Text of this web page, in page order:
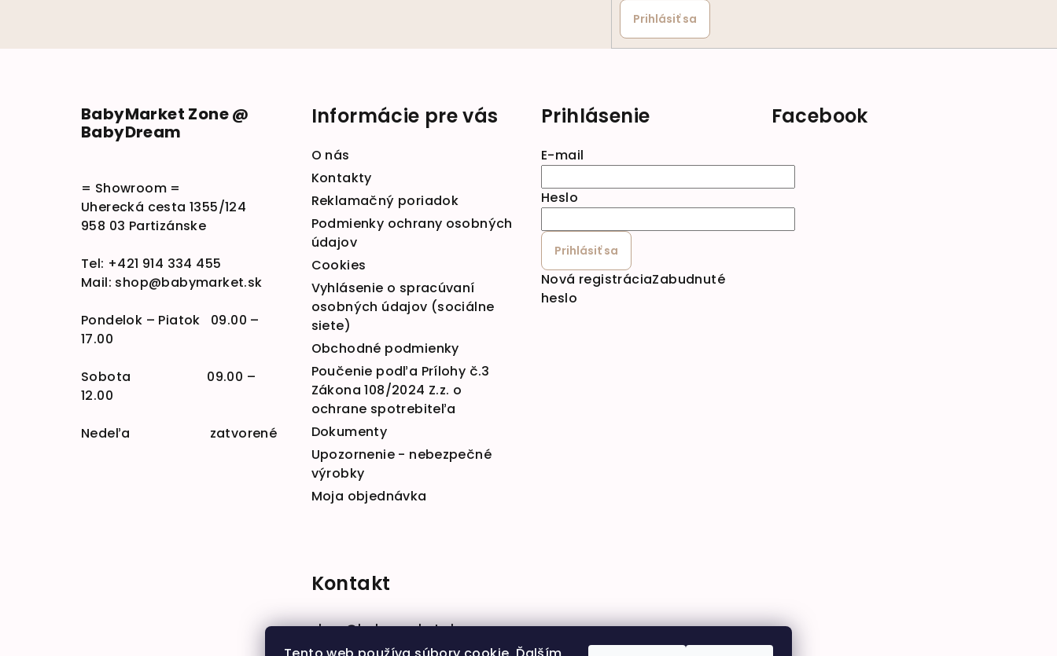
Prihlásiť sa
BabyMarket Zone @
BabyDream
= Showroom =
Uherecká cesta 1355/124
958 03 Partizánske
Tel: +421 914 334 455
Mail: shop@babymarket.sk
Pondelok – Piatok 09.00 –
17.00
Sobota 09.00 –
12.00
Nedeľa zatvorené
Informácie pre vás
O nás
Kontakty
Reklamačný poriadok
Podmienky ochrany osobných
údajov
Cookies
Vyhlásenie o spracúvaní
osobných údajov (sociálne
siete)
Obchodné podmienky
Poučenie podľa Prílohy č.3
Zákona 108/2024 Z.z. o
ochrane spotrebiteľa
Dokumenty
Upozornenie - nebezpečné
výrobky
Moja objednávka
Prihlásenie
E-mail
Heslo
Prihlásiť sa
Nová registráciaZabudnuté
heslo
Facebook
Kontakt
shop@babymarket.sk
+421 914 334 455